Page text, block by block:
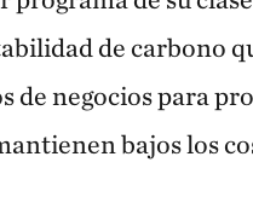
de carbono
de negocios para
bajos los